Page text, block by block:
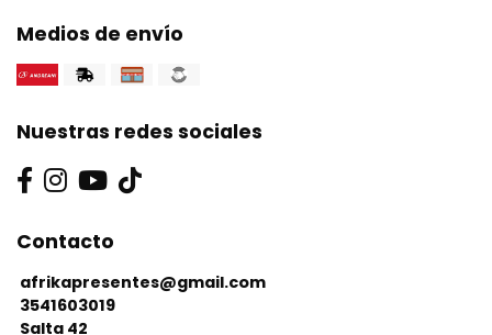
Medios de envío
Nuestras redes sociales
Contacto
afrikapresentes@gmail.com
3541603019
Salta 42